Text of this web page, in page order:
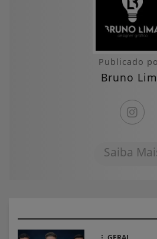
Publicado
Bruno
Saiba